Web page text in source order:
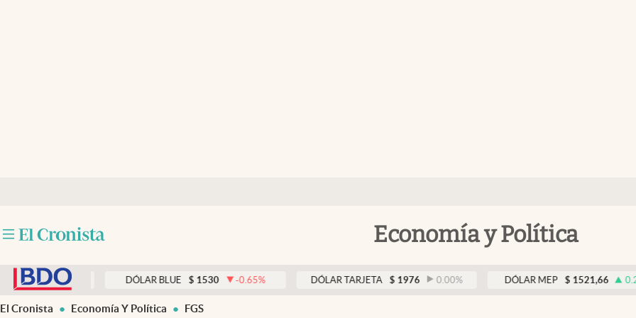
Economía y Política
Otras secciones
0.00% DÓLAR BLUE $ 1530 -0.65 % DÓLAR TARJETA $ 1976 0.00% DÓLAR MEP $ 1521,66 0.24%
El Cronista Economía Y Política FGS